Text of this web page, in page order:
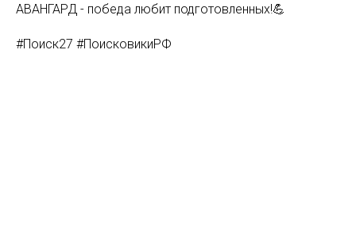
АВАНГАРД - победа любит подготовленных!💪
#Поиск27 #ПоисковикиРФ